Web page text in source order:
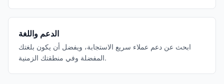
الدعم واللغة
ابحث عن دعم عملاء سريع الاستجابة، ويفضل أن يكون بلغتك
المفضلة وفي منطقتك الزمنية.